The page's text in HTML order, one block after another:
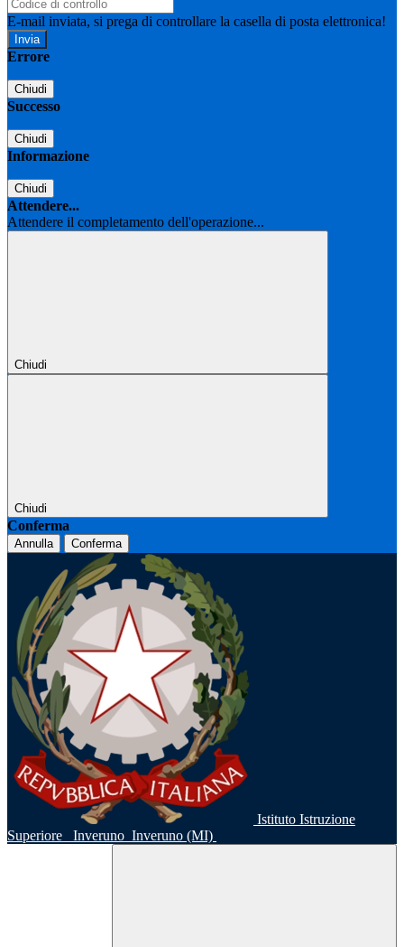
E-mail inviata, si prega di controllare la casella di posta elettronica!
Errore
Chiudi
Successo
Chiudi
Informazione
Chiudi
Attendere...
Attendere il completamento dell'operazione...
Chiudi
Chiudi
Conferma
Annulla Conferma
Istituto Istruzione
Superiore
Inveruno Inveruno (MI)